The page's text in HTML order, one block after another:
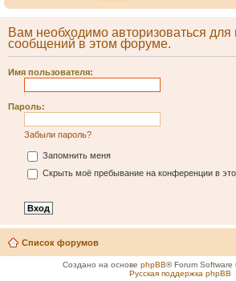
Вам необходимо авторизоваться для
сообщений в этом форуме.
Имя пользователя:
Пароль:
Забыли пароль?
Запомнить меня
Скрыть моё пребывание на конференции в
Список форумов
Создано на основе phpBB® Forum Software
Русская поддержка phpBB